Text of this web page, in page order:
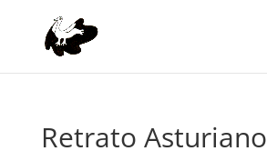
Retrato Asturiano